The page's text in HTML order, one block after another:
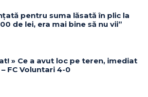
pentru suma lăsată în plic la
de lei, era mai bine să nu vii”
» Ce a avut loc pe teren, imediat
FC Voluntari 4-0